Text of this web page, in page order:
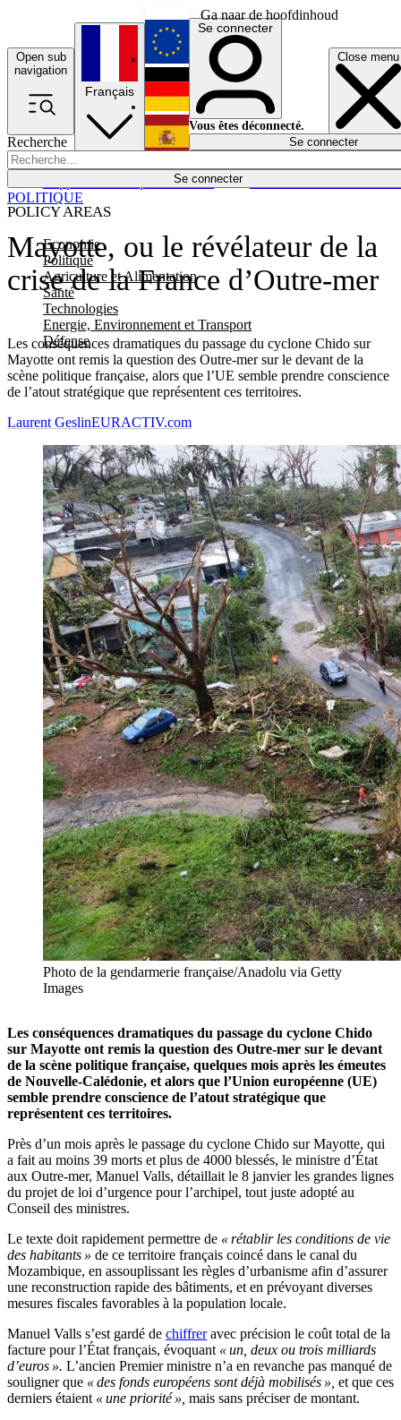
Ga naar de hoofdinhoud
Open sub
navigation
Close menu
Recherche
Se connecter
POLICY AREAS
Economie
Politique
Agriculture et Alimentation
Santé
Technologies
Energie, Environnement et Transport
Défense
Économie
Français
English
Deutsch
Español
Se connecter
Vous êtes déconnecté.
Se connecter
Mayotte, ou le révélateur de la
crise de la France d’Outre-mer
Les conséquences dramatiques du passage du cyclone Chido sur
Mayotte ont remis la question des Outre-mer sur le devant de la
scène politique française, alors que l’UE semble prendre conscience
de l’atout stratégique que représentent ces territoires.
POLITIQUE
Laurent GeslinEURACTIV.com
Photo de la gendarmerie française/Anadolu via Getty
Images
Les conséquences dramatiques du passage du cyclone Chido
sur Mayotte ont remis la question des Outre-mer sur le devant
de la scène politique française, quelques mois après les émeutes
de Nouvelle-Calédonie, et alors que l’Union européenne (UE)
semble prendre conscience de l’atout stratégique que
représentent ces territoires.
Près d’un mois après le passage du cyclone Chido sur Mayotte, qui
a fait au moins 39 morts et plus de 4000 blessés, le ministre d’État
aux Outre-mer, Manuel Valls, détaillait le 8 janvier les grandes lignes
du projet de loi d’urgence pour l’archipel, tout juste adopté au
Conseil des ministres.
Le texte doit rapidement permettre de « rétablir les conditions de vie
des habitants » de ce territoire français coincé dans le canal du
Mozambique, en assouplissant les règles d’urbanisme afin d’assurer
une reconstruction rapide des bâtiments, et en prévoyant diverses
mesures fiscales favorables à la population locale.
Manuel Valls s’est gardé de chiffreravec précision le coût total de la
facture pour l’État français, évoquant « un, deux ou trois milliards
d’euros ». L’ancien Premier ministre n’a en revanche pas manqué de
souligner que « des fonds européens sont déjà mobilisés », et que ces
derniers étaient « une priorité », mais sans préciser de montant.